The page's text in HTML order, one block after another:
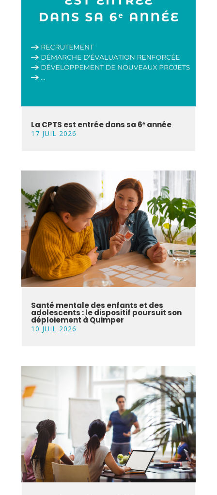
La CPTS est entrée dans sa 6ᵉ année
17 JUIL 2026
Santé mentale des enfants et des
adolescents : le dispositif poursuit son
déploiement à Quimper
10 JUIL 2026